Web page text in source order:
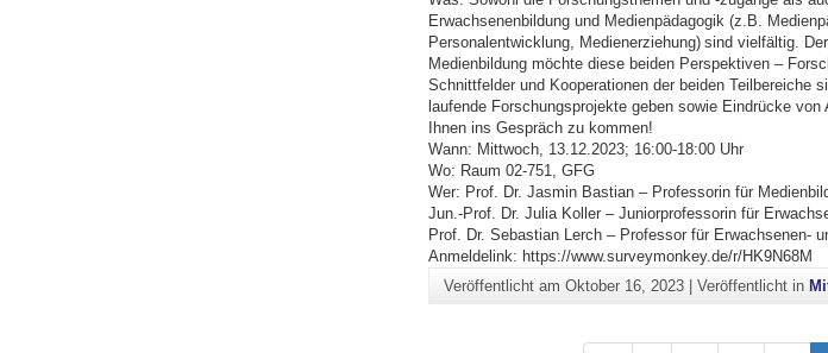
Erwachsenenbildung und Medienpädagogik (z.B.
Personalentwicklung, Medienerziehung) sind vielfältig.
Medienbildung möchte diese beiden Perspektiven –
Schnittfelder und Kooperationen der beiden Teilbereiche
laufende Forschungsprojekte geben sowie Eindrücke
Ihnen ins Gespräch zu kommen!
Wann: Mittwoch, 13.12.2023; 16:00-18:00 Uhr
Wo: Raum 02-751, GFG
Wer: Prof. Dr. Jasmin Bastian – Professorin für
Jun.-Prof. Dr. Julia Koller – Juniorprofessorin für
Prof. Dr. Sebastian Lerch – Professor für Erwachsenen-
Anmeldelink: https://www.surveymonkey.de/r/HK9N68M
Veröffentlicht amOktober 16, 2023 |Veröffentlicht in